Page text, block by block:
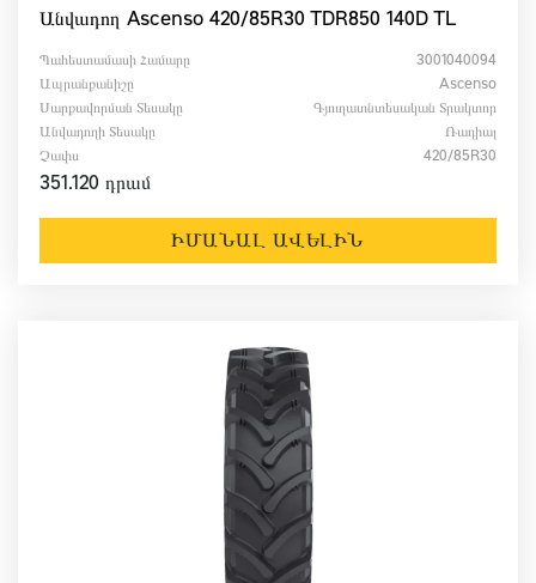
Անվադող Ascenso 420/85R30 TDR850 140D TL
Պահեստամասի Համարը
3001040094
Ապրանքանիշը
Ascenso
Սարքավորման Տեսակը
Գյուղատնտեսական Տրակտոր
Անվադողի Տեսակը
Ռադիալ
Չափս
420/85R30
351.120 դրամ
ԻՄԱՆԱԼ ԱՎԵԼԻՆ